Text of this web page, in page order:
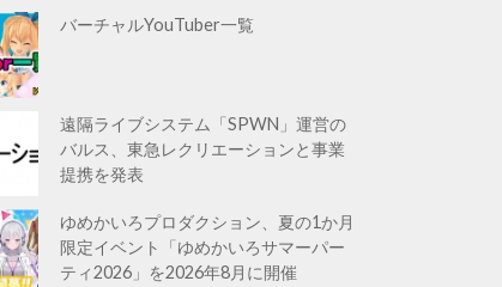
バーチャルYouTuber一覧
遠隔ライブシステム「SPWN」運営の
バルス、東急レクリエーションと事業
提携を発表
ゆめかいろプロダクション、夏の1か月
限定イベント「ゆめかいろサマーパー
ティ2026」を2026年8月に開催